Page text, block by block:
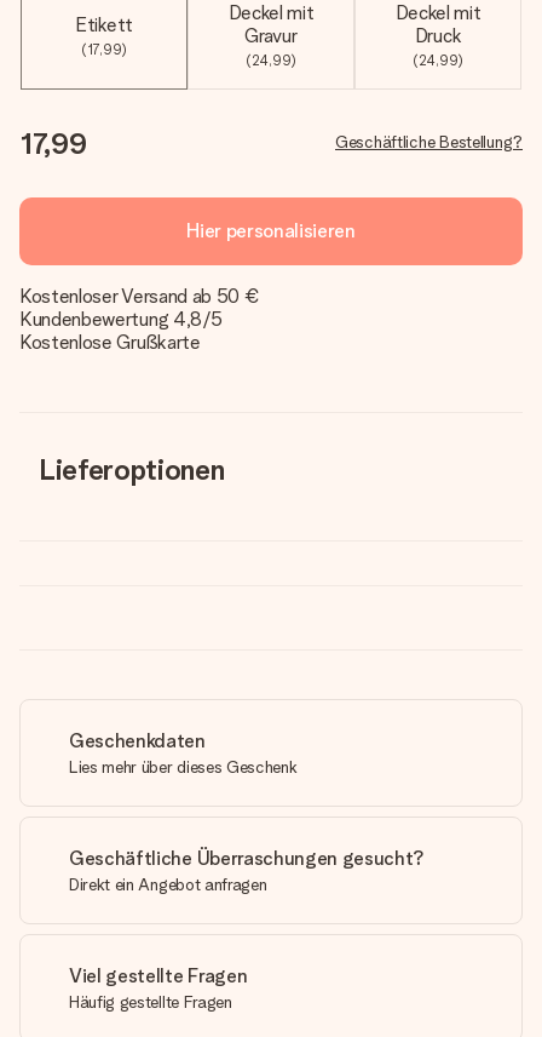
Etikett
(17,99)
Deckel mit
Gravur
(24,99)
Deckel mit
Druck
(24,99)
17,99 Geschäftliche Bestellung?
Hier personalisieren
Kostenloser Versand ab 50 €
Kundenbewertung 4,8/5
Kostenlose Grußkarte
Lieferoptionen
Geschenkdaten
Lies mehr über dieses Geschenk
Geschäftliche Überraschungen gesucht?
Direkt ein Angebot anfragen
Viel gestellte Fragen
Häufig gestellte Fragen